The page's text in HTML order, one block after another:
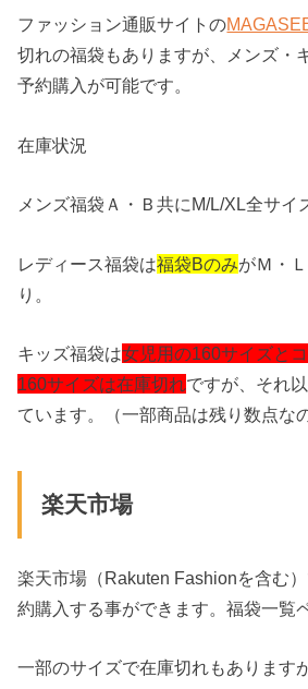
ファッション通販サイトの
切れの福袋もありますが、メンズ・
予約購入が可能です。
在庫状況
メンズ福袋Ａ・Ｂ共にM/L/XL全サイ
レディース福袋は福袋BのみがＭ・
り。
キッズ福袋は女児用の160サイズと
160サイズは在庫切れですが、それ
ています。（一部商品は残り数点な
楽天市場
楽天市場（Rakuten Fashionを含む
約購入する事ができます。福袋一覧
一部のサイズで在庫切れもあります